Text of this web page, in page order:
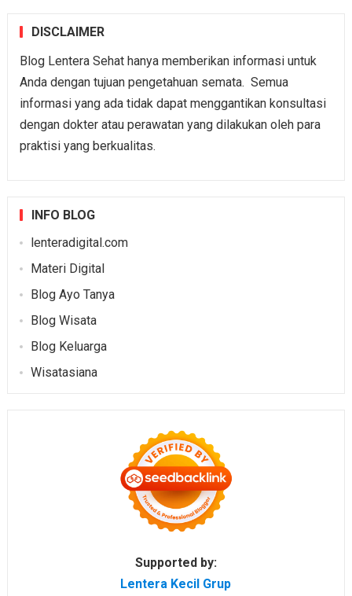
DISCLAIMER
Blog Lentera Sehat hanya memberikan informasi untuk
Anda dengan tujuan pengetahuan semata. Semua
informasi yang ada tidak dapat menggantikan konsultasi
dengan dokter atau perawatan yang dilakukan oleh para
praktisi yang berkualitas.
INFO BLOG
lenteradigital.com
Materi Digital
Blog Ayo Tanya
Blog Wisata
Blog Keluarga
Wisatasiana
Supported by:
Lentera Kecil Grup